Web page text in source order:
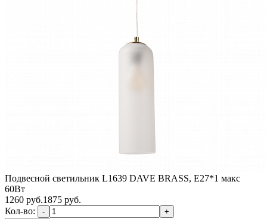
Подвесной светильник L1639 DAVE BRASS, E27*1 макс
60Вт
1260 руб.1875 руб.
Кол-во:
-
+